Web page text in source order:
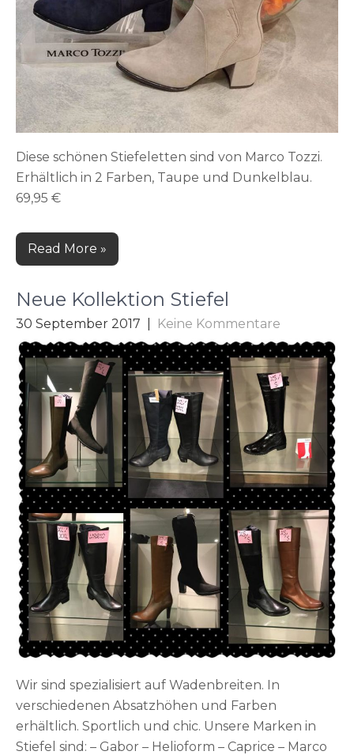
Diese schönen Stiefeletten sind von Marco Tozzi.
Erhältlich in 2 Farben, Taupe und Dunkelblau.
69,95 €
Read More »
Neue Kollektion Stiefel
30 September 2017 Keine Kommentare
Wir sind spezialisiert auf Wadenbreiten. In
verschiedenen Absatzhöhen und Farben
erhältlich. Sportlich und chic. Unsere Marken in
Stiefel sind: – Gabor – Helioform – Caprice – Marco